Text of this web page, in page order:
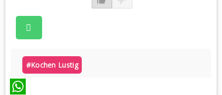
#kochen Lustig